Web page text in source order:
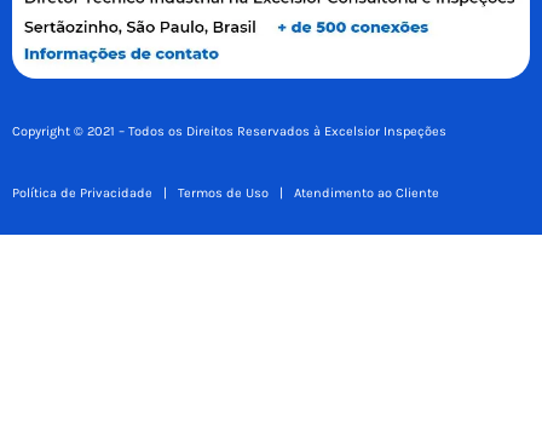
Copyright © 2021 – Todos os Direitos Reservados à Excelsior Inspeções
Política de Privacidade | Termos de Uso | Atendimento ao Cliente